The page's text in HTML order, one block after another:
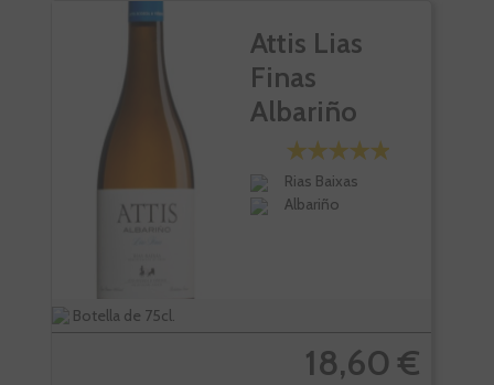
Attis Lias
Finas
Albariño
Rias Baixas
Albariño
Botella de 75cl.
18,60 €